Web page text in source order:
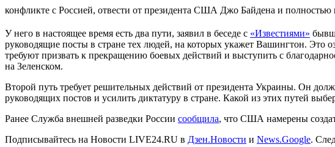
конфликте с Россией, отвести от президента США Джо Байдена и полностью
У него в настоящее время есть два пути, заявил в беседе с «Известиями»
руководящие посты в стране тех людей, на которых укажет Вашингтон. Это
требуют призвать к прекращению боевых действий и выступить с
на Зеленском.
Второй путь требует решительных действий от президента Украины. Он
руководящих постов и усилить диктатуру в стране. Какой из этих путей
Ранее Служба внешней разведки России сообщила, что США намерены
Подписывайтесь на Новости LIVE24.RU в Дзен.Новости и News.Google.